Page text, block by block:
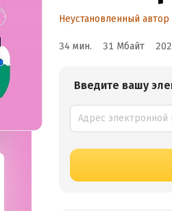
Неустановленный автор
34 мин. 31 Мбайт
Введите вашу